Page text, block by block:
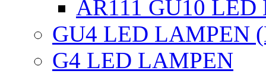
AR111 GU10
GU4 LED LAMPEN
G4 LED LAMPEN